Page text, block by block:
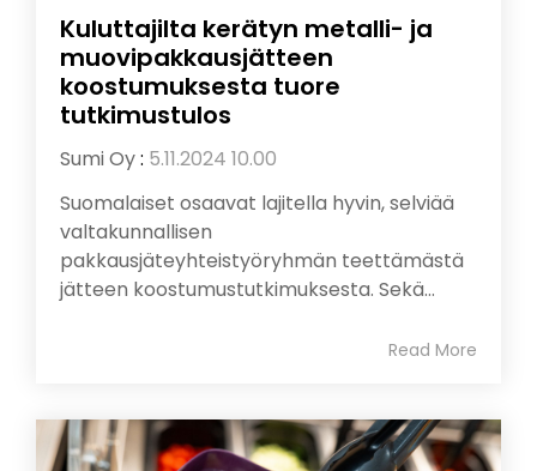
Kuluttajilta kerätyn metalli- ja
muovipakkausjätteen
koostumuksesta tuore
tutkimustulos
Sumi Oy: 5.11.2024 10.00
Suomalaiset osaavat lajitella hyvin, selviää
valtakunnallisen
pakkausjäteyhteistyöryhmän teettämästä
jätteen koostumustutkimuksesta. Sekä...
Read More